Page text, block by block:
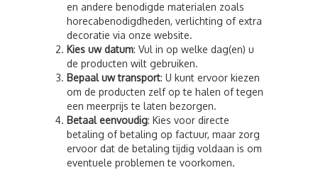
en andere benodigde materialen zoals
horecabenodigdheden, verlichting of extra
decoratie via onze website.
Kies uw datum: Vul in op welke dag(en) u
de producten wilt gebruiken.
Bepaal uw transport: U kunt ervoor kiezen
om de producten zelf op te halen of tegen
een meerprijs te laten bezorgen.
Betaal eenvoudig: Kies voor directe
betaling of betaling op factuur, maar zorg
ervoor dat de betaling tijdig voldaan is om
eventuele problemen te voorkomen.